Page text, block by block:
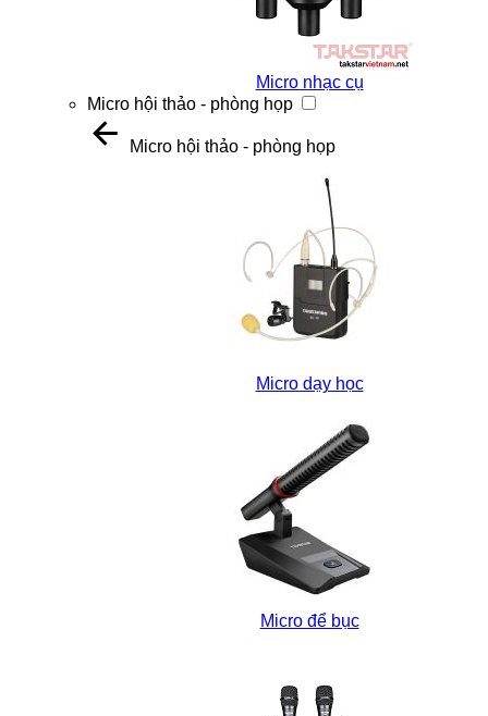
Micro nhạc cụ
Micro hội thảo - phòng họp
Micro hội thảo - phòng họp
Micro dạy học
Micro để bục